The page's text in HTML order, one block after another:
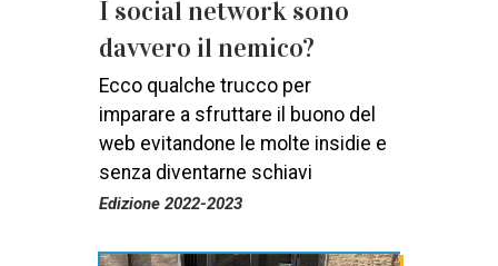
I social network sono
davvero il nemico?
Ecco qualche trucco per
imparare a sfruttare il buono del
web evitandone le molte insidie e
senza diventarne schiavi
Edizione 2022-2023